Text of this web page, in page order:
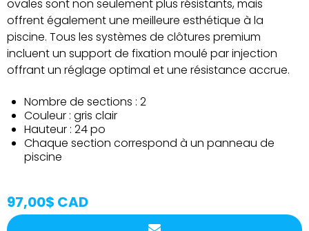
ovales sont non seulement plus résistants, mais
offrent également une meilleure esthétique à la
piscine. Tous les systèmes de clôtures premium
incluent un support de fixation moulé par injection
offrant un réglage optimal et une résistance accrue.
Nombre de sections : 2
Couleur : gris clair
Hauteur : 24 po
Chaque section correspond à un panneau de
piscine
97,00$ CAD